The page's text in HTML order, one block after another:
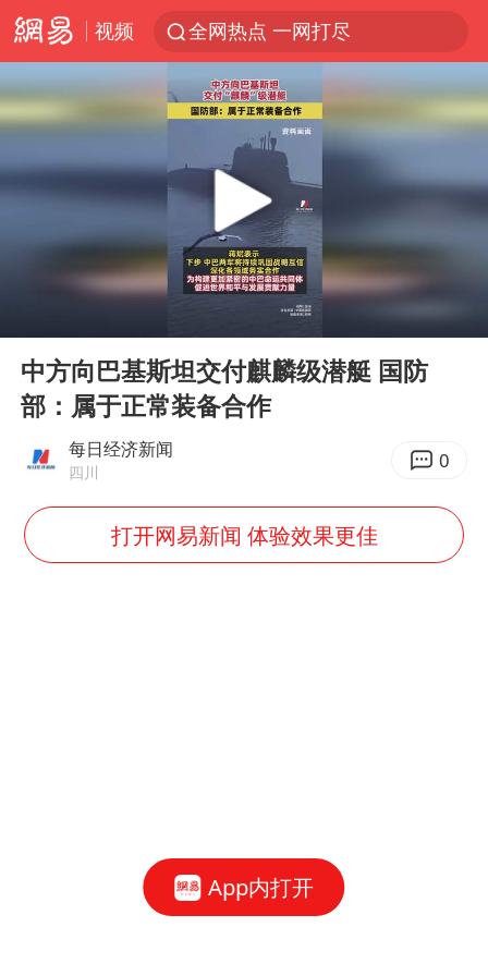
视频 全网热点 一网打尽
Play
中方向巴基斯坦交付麒麟级潜艇 国防
部：属于正常装备合作
每日经济新闻
四川 0
打开网易新闻 体验效果更佳
App内打开